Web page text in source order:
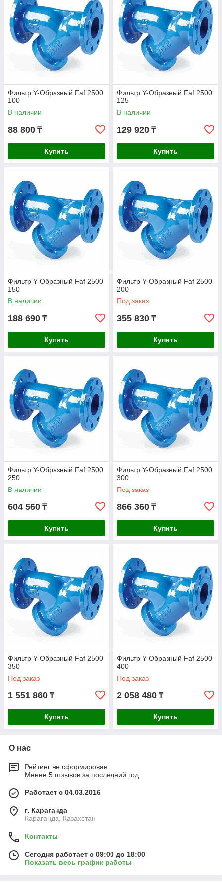
Фильтр Y-Образный Faf 2500
100
В наличии
88 800 ₸
Купить
Фильтр Y-Образный Faf 2500
125
В наличии
129 920 ₸
Купить
Фильтр Y-Образный Faf 2500
150
В наличии
188 690 ₸
Купить
Фильтр Y-Образный Faf 2500
200
Под заказ
355 830 ₸
Купить
Фильтр Y-Образный Faf 2500
250
В наличии
604 560 ₸
Купить
Фильтр Y-Образный Faf 2500
300
Под заказ
866 360 ₸
Купить
Фильтр Y-Образный Faf 2500
350
Под заказ
1 551 860 ₸
Купить
Фильтр Y-Образный Faf 2500
400
Под заказ
2 058 480 ₸
Купить
О нас
Рейтинг не сформирован
Менее 5 отзывов за последний год
Работает с 04.03.2016
г. Караганда
Караганда, Казахстан
Контакты
Сегодня работает с 09:00 до 18:00
Показать весь график работы